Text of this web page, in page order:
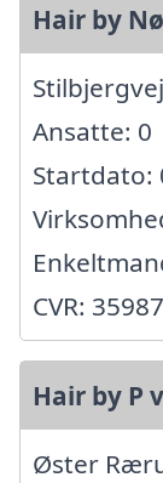
Hair by
Ansatte: 0
Startdato:
CVR:
Hair by P
Øster